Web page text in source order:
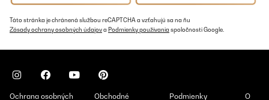
Táto stránka je chránená službou reCAPTCHA a vzťahujú sa na ňu
Zásady ochrany osobných údajova Podmienky používania spoločnosti Google.
Ochrana osobných Obchodné Podmienky O